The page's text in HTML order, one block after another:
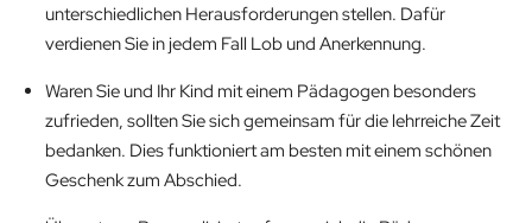
unterschiedlichen Herausforderungen stellen. Dafür
verdienen Sie in jedem Fall Lob und Anerkennung.
Waren Sie und Ihr Kind mit einem Pädagogen besonders
zufrieden, sollten Sie sich gemeinsam für die lehrreiche Zeit
bedanken. Dies funktioniert am besten mit einem schönen
Geschenk zum Abschied.